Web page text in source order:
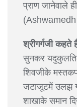
प्राण जानेवाले
श्रीगर्गजी कहते
सुनकर
शिवजीके
जटाजूटमें उलझ
शाखाके समान